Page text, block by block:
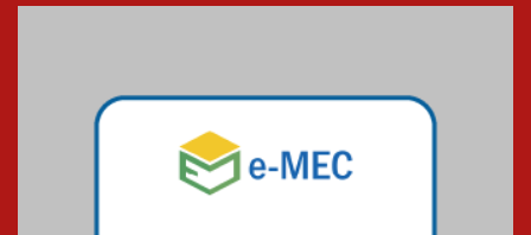
Mackenzie mobiliza campanha
solidária para apoiar famílias em
Minas Gerais